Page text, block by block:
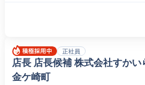
正社員
店長 店長候補 株式会社すか
金ケ崎町